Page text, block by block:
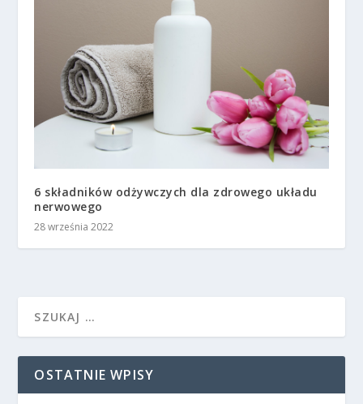
6 składników odżywczych dla zdrowego układu
nerwowego
28 września 2022
OSTATNIE WPISY